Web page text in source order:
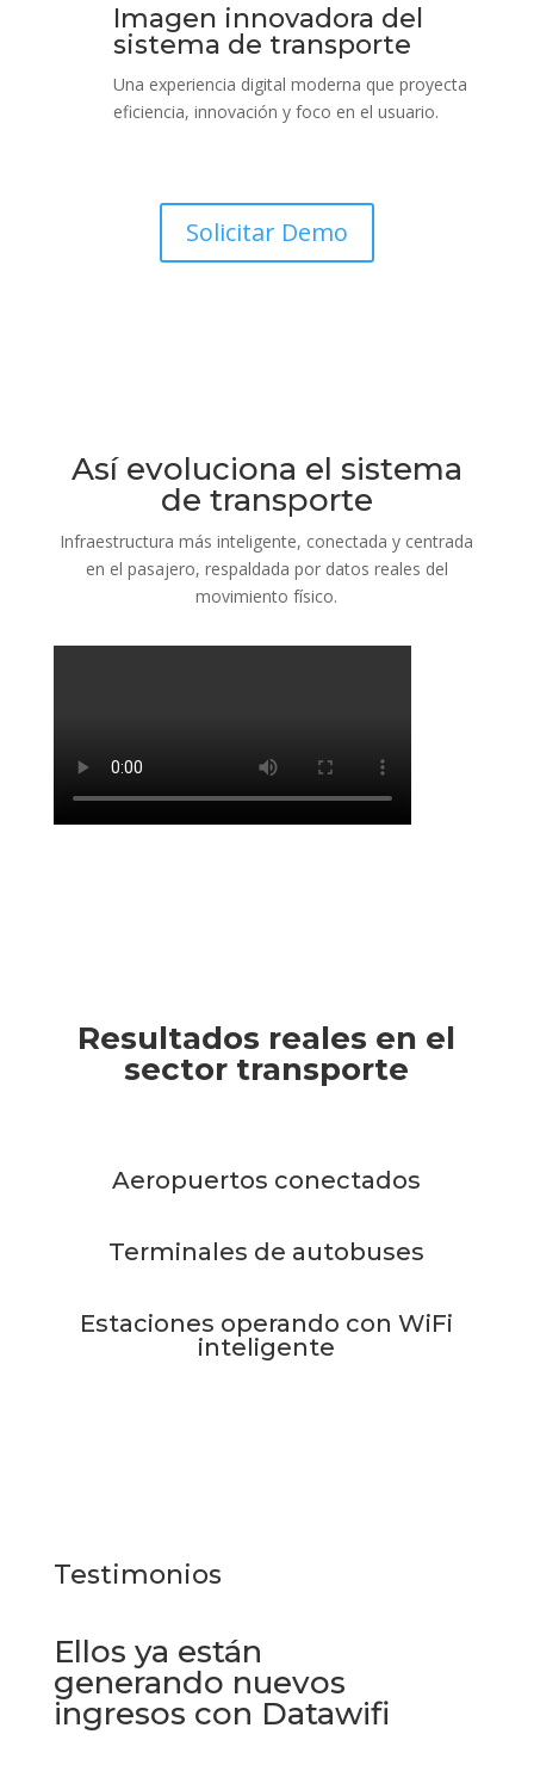
Imagen innovadora del
sistema de transporte
Una experiencia digital moderna que proyecta
eficiencia, innovación y foco en el usuario.
Solicitar Demo
Así evoluciona el sistema
de transporte
Infraestructura más inteligente, conectada y centrada
en el pasajero, respaldada por datos reales del
movimiento físico.
Resultados reales en el
sector transporte
Aeropuertos conectados
Terminales de autobuses
Estaciones operando con WiFi
inteligente
Testimonios
Ellos ya están
generando nuevos
ingresos con Datawifi